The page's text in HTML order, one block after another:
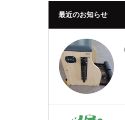
最近のお知らせ